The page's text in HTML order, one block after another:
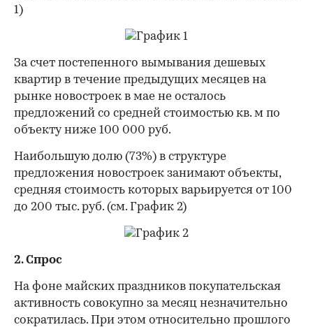
1)
За счет постепенного вымывания дешевых
квартир в течение предыдущих месяцев на
рынке новостроек в мае не осталось
предложений со средней стоимостью кв. м по
объекту ниже 100 000 руб.
Наибольшую долю (73%) в структуре
предложения новостроек занимают объекты,
средняя стоимость которых варьируется от 100
до 200 тыс. руб. (см. График 2)
2. Спрос
На фоне майских праздников покупательская
активность совокупно за месяц незначительно
сократилась. При этом относительно прошлого